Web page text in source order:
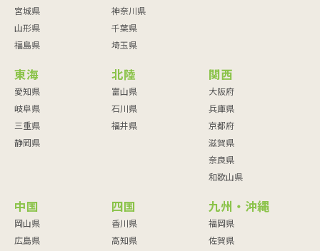
宮城県
山形県
福島県
神奈川県
千葉県
埼玉県
東海
愛知県
岐阜県
三重県
静岡県
北陸
富山県
石川県
福井県
関西
大阪府
兵庫県
京都府
滋賀県
奈良県
和歌山県
中国
岡山県
広島県
四国
香川県
高知県
九州・沖縄
福岡県
佐賀県